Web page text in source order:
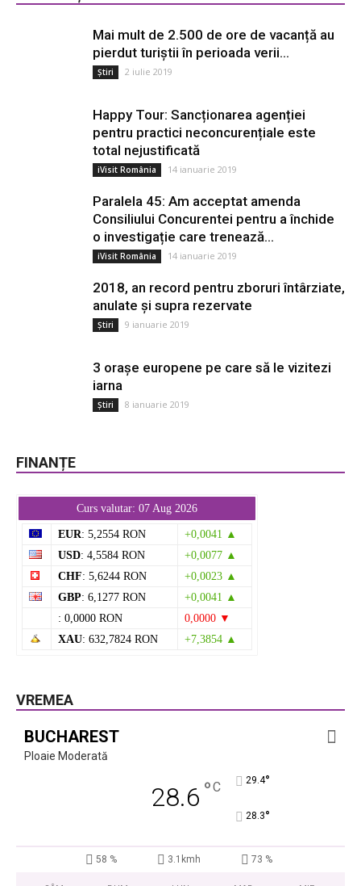
Mai mult de 2.500 de ore de vacanță au
pierdut turiștii în perioada verii...
Știri 2 iulie 2019
Happy Tour: Sancționarea agenției
pentru practici neconcurențiale este
total nejustificată
iVisit România 14 ianuarie 2019
Paralela 45: Am acceptat amenda
Consiliului Concurentei pentru a închide
o investigație care trenează...
iVisit România 14 ianuarie 2019
2018, an record pentru zboruri întârziate,
anulate și supra rezervate
Știri 9 ianuarie 2019
3 orașe europene pe care să le vizitezi
iarna
Știri 8 ianuarie 2019
FINANȚE
Curs valutar: 07 Aug 2026
EUR: 5,2554 RON
+0,0041 ▲
USD: 4,5584 RON
+0,0077 ▲
CHF: 5,6244 RON
+0,0023 ▲
GBP: 6,1277 RON
+0,0041 ▲
: 0,0000 RON
0,0000 ▼
XAU: 632,7824 RON +7,3854 ▲
VREMEA
BUCHAREST
Ploaie Moderată
28.6 °C 29.4°
28.3°
58 % 3.1kmh 73 %